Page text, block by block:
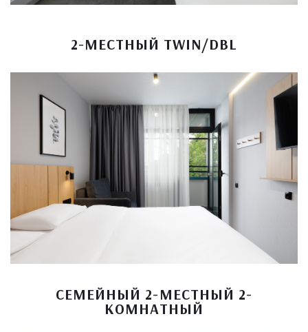
2-МЕСТНЫЙ TWIN/DBL
СЕМЕЙНЫЙ 2-МЕСТНЫЙ 2-
КОМНАТНЫЙ